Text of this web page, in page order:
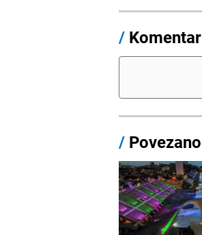
/
/ Povezano